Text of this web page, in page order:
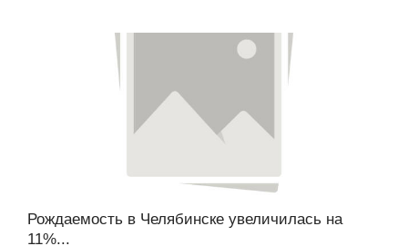
Рождаемость в Челябинске увеличилась на
11%...